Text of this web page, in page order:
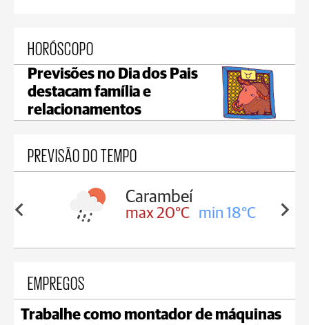
HORÓSCOPO
Previsões no Dia dos Pais
destacam família e
relacionamentos
PREVISÃO DO TEMPO
18°C
Carambeí
max 20°C min 18°C
EMPREGOS
Trabalhe como montador de máquinas